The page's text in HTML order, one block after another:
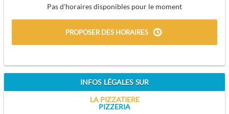
Pas d'horaires disponibles pour le moment
PROPOSER DES HORAIRES
INFOS LÉGALES SUR
LA PIZZATIERE
PIZZERIA